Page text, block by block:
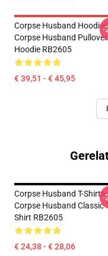
Corpse Husband
Corpse Husband Pullover
Hoodie RB2605
€ 39,51 - € 45,95
-
Corpse Husband T-Shirts
Corpse Husband Classic T-
Shirt RB2605
€ 24,38 - € 28,06
-